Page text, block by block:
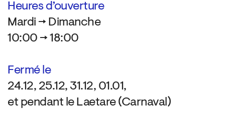
Heures d’ouverture
Mardi → Dimanche
10:00 → 18:00
Fermé le
24.12, 25.12, 31.12, 01.01,
et pendant le Laetare (Carnaval)